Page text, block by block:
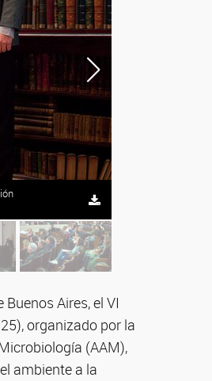
Aires, el VI
organizado por la
(AAM),
ambiente a la